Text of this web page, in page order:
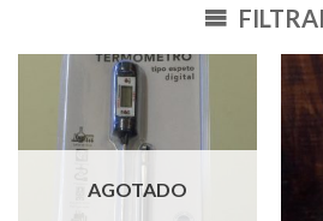
AGOTADO